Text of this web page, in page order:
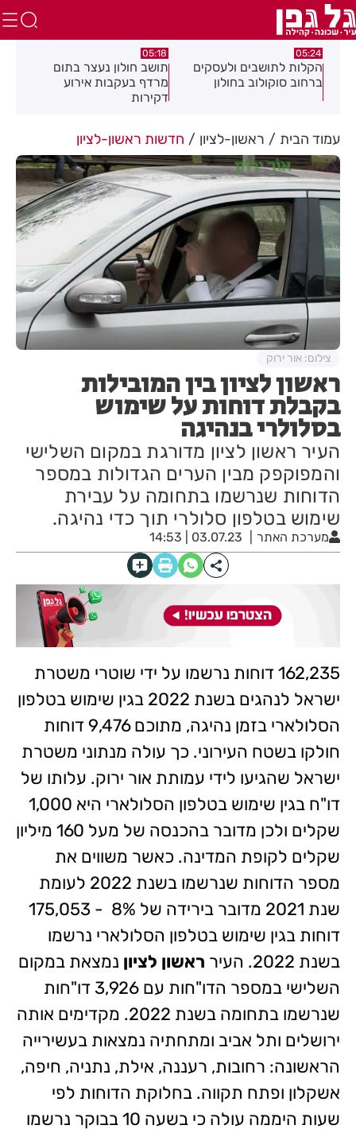
05:18
תושב חולון נעצר בתום
מרדף בעקבות אירוע
08.08.26
תושב חולון נעצר בחשד
לאיומים וגרימת נזק במספר
עסקים
עמוד הבית ראשון-לציון חדשות ראשון-לציון
ראשון לציון בין המובילות
בקבלת דוחות על שימוש
בסלולרי בנהיגה
העיר ראשון לציון מדורגת במקום השלישי
והמפוקפק מבין הערים הגדולות במספר
הדוחות שנרשמו בתחומה על עבירת
שימוש בטלפון סלולרי תוך כדי נהיגה.
מערכת האתר 03.07.23 | 14:53
צילום: אור ירוק
162,235 דוחות נרשמו על ידי שוטרי משטרת
ישראל לנהגים בשנת 2022 בגין שימוש בטלפון
הסלולארי בזמן נהיגה, מתוכם 9,476 דוחות
חולקו בשטח העירוני. כך עולה מנתוני משטרת
ישראל שהגיעו לידי עמותת אור ירוק. עלותו של
דו"ח בגין שימוש בטלפון הסלולארי היא 1,000
שקלים ולכן מדובר בהכנסה של מעל 160 מיליון
שקלים לקופת המדינה. כאשר משווים את
מספר הדוחות שנרשמו בשנת 2022 לעומת
שנת 2021 מדובר בירידה של 8% - 175,053
דוחות בגין שימוש בטלפון הסלולארי נרשמו
בשנת 2022. העיר
ראשון לציון נמצאת במקום
השלישי במספר הדו"חות עם 3,926 דו"חות
שנרשמו בתחומה בשנת 2022. מקדימים אותה
ירושלים ותל אביב ומתחתיה נמצאות בעשירייה
הראשונה: רחובות, רעננה, אילת, נתניה, חיפה,
אשקלון ופתח תקווה. בחלוקת הדוחות לפי
שעות היממה עולה כי בשעה 10 בבוקר נרשמו